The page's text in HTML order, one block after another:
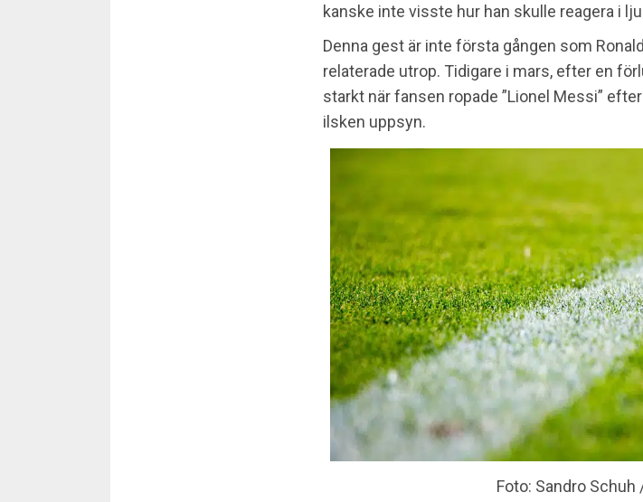
kanske inte visste hur han skulle reagera i
Denna gest är inte första gången som
relaterade utrop. Tidigare i mars, efter en
starkt när fansen ropade ”Lionel Messi”
ilsken uppsyn.
Foto: Sandro Schuh